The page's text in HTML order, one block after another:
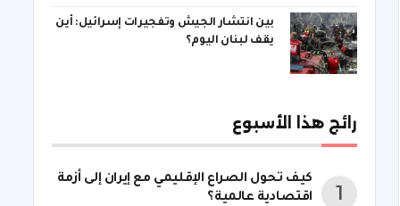
بين انتشار الجيش وتفجيرات إسرائيل: أين
يقف لبنان اليوم؟
رائج هذا الأسبوع
كيف تحول الصراع الإقليمي مع إيران إلى أزمة
اقتصادية عالمية؟